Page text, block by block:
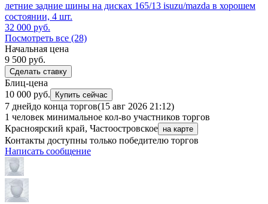
летние задние шины на дисках 165/13 isuzu/mazda в хорошем
состоянии, 4 шт.
32 000 руб.
Посмотреть все (28)
Начальная цена
9 500 руб.
Сделать ставку
Блиц-цена
10 000 руб.
Купить сейчас
7 днейдо конца торгов(15 авг 2026 21:12)
1 человек минимальное кол-во участников торгов
Красноярский край, Частоостровское на карте
Контакты доступны только победителю торгов
Написать сообщение